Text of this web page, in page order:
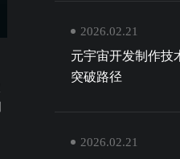
2026.02.21
元宇宙开发制作技
突破路径
2026.02.21